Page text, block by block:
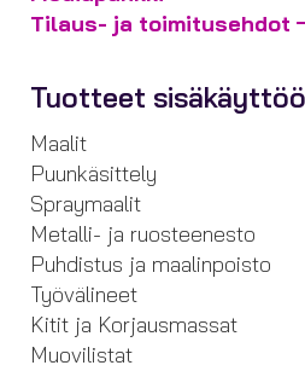
Tilaus- ja toimitusehdot
Tuotteet
Maalit
Puunkäsittely
Spraymaalit
Metalli- ja ruosteenesto
Puhdistus ja maalinpoisto
Työvälineet
Kitit ja Korjausmassat
Muovilistat